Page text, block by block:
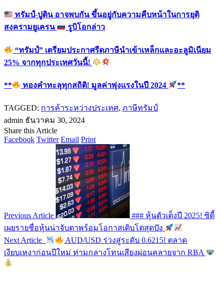
ทรัมป์-ปูติน อาจพบกัน ขึ้นอยู่กับความคืบหน้าในการยุติ
สงครามยูเครน
รูบิโอกล่าว
“ทรัมป์” เตรียมประกาศรีดภาษีนำเข้าเหล็กและอะลูมิเนียม
25% จากทุกประเทศวันนี้!
** ทองคำทะลุทุกสถิติ! มูลค่าพุ่งแรงในปี 2024 **
TAGGED: การค้าระหว่างประเทศ, ภาษีทรัมป์
admin ธันวาคม 30, 2024
Share this Article
Facebook Twitter Email Print
Previous Article
### หุ้นตัวเต็งปี 2025! ซิตี้
เผยรายชื่อหุ้นน่าจับตาพร้อมโอกาสเติบโตสุดปัง
Next Article
AUD/USD ร่วงสู่ระดับ 0.6215! ตลาด
เงียบเหงาก่อนปีใหม่ ท่ามกลางโทนเสียงผ่อนคลายจาก RBA